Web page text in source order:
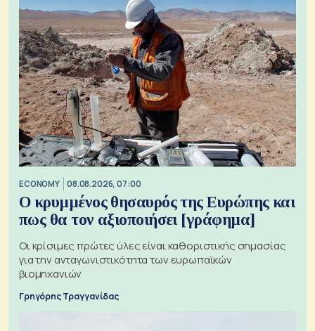
ECONOMY 08.08.2026, 07:00
Ο κρυμμένος θησαυρός της Ευρώπης και
πως θα τον αξιοποιήσει [γράφημα]
Οι κρίσιμες πρώτες ύλες είναι καθοριστικής σημασίας
για την ανταγωνιστικότητα των ευρωπαϊκών
βιομηχανιών
Γρηγόρης Τραγγανίδας